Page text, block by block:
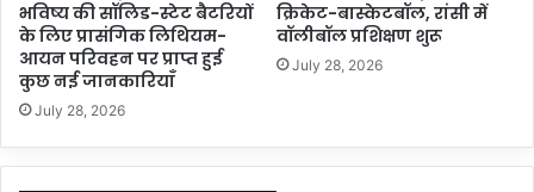
भविष्य की सॉलिड-स्टेट बैटरियों
के लिए प्रासंगिक लिथियम-
आयन परिवहन पर प्राप्त हुई
कुछ नई जानकारियाँ
July 28, 2026
क्रिकेट-बास्केटबॉल, रांसी में
वॉलीबॉल प्रशिक्षण शुरू
July 28, 2026